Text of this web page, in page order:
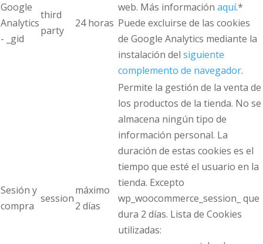
Google
Analytics
- _gid
third
party
24 horas
web. Más información aquí.*
Puede excluirse de las cookies
de Google Analytics mediante la
instalación del siguiente
complemento de navegador.
Sesión y
compra
session
máximo
2 días
Permite la gestión de la venta de
los productos de la tienda. No se
almacena ningún tipo de
información personal. La
duración de estas cookies es el
tiempo que esté el usuario en la
tienda. Excepto
wp_woocommerce_session_ que
dura 2 días. Lista de Cookies
utilizadas: